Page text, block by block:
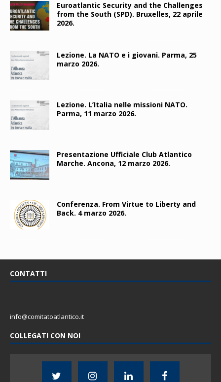
Euroatlantic Security and the Challenges
from the South (SPD). Bruxelles, 22 aprile
2026.
Lezione. La NATO e i giovani. Parma, 25
marzo 2026.
Lezione. L’Italia nelle missioni NATO.
Parma, 11 marzo 2026.
Presentazione Ufficiale Club Atlantico
Marche. Ancona, 12 marzo 2026.
Conferenza. From Virtue to Liberty and
Back. 4 marzo 2026.
CONTATTI
info@comitatoatlantico.it
COLLEGATI CON NOI